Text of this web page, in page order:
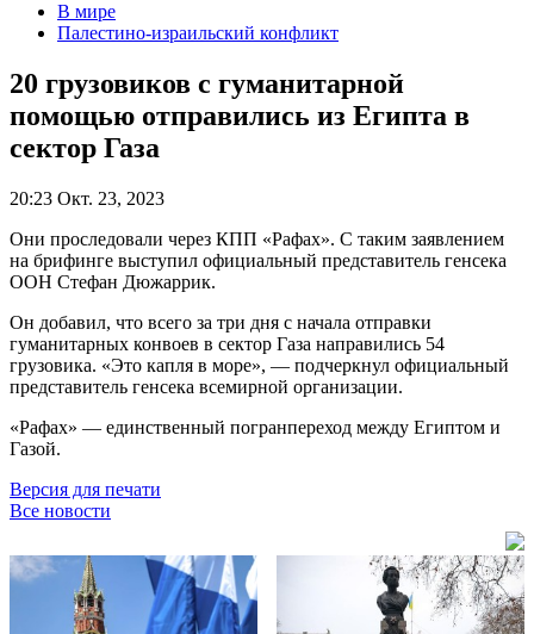
В мире
Палестино-израильский конфликт
20 грузовиков с гуманитарной
помощью отправились из Египта в
сектор Газа
20:23 Окт. 23, 2023
Они проследовали через КПП «Рафах». С таким заявлением
на брифинге выступил официальный представитель генсека
ООН Стефан Дюжаррик.
Он добавил, что всего за три дня с начала отправки
гуманитарных конвоев в сектор Газа направились 54
грузовика. «Это капля в море», — подчеркнул официальный
представитель генсека всемирной организации.
«Рафах» — единственный погранпереход между Египтом и
Газой.
Версия для печати
Все новости